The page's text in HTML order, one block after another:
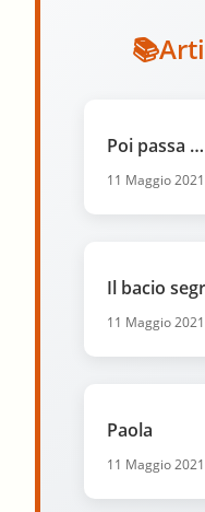
Poi passa …
11 Maggio 2021
Il bacio
11 Maggio 2021
Paola
11 Maggio 2021